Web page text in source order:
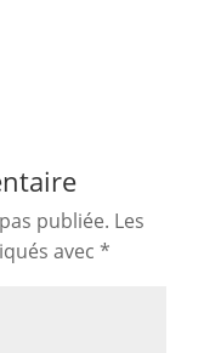
publiée. Les
avec *